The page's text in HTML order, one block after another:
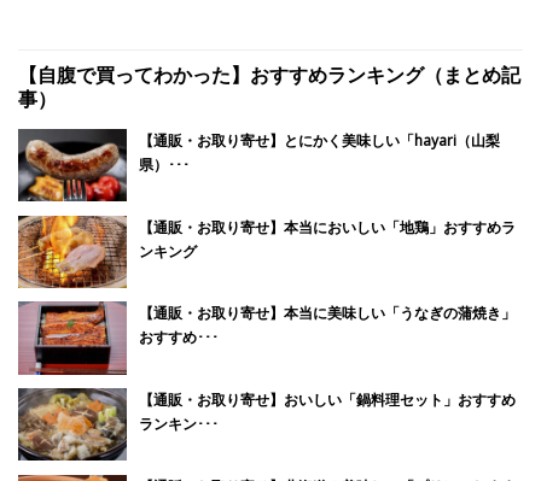
【自腹で買ってわかった】おすすめランキング（まとめ記
事）
【通販・お取り寄せ】とにかく美味しい「hayari（山梨
県）･･･
【通販・お取り寄せ】本当においしい「地鶏」おすすめラ
ンキング
【通販・お取り寄せ】本当に美味しい「うなぎの蒲焼き」
おすすめ･･･
【通販・お取り寄せ】おいしい「鍋料理セット」おすすめ
ランキン･･･